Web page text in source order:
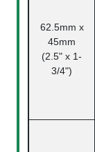
62.5mm x
45mm
(2.5" x 1-
3/4")